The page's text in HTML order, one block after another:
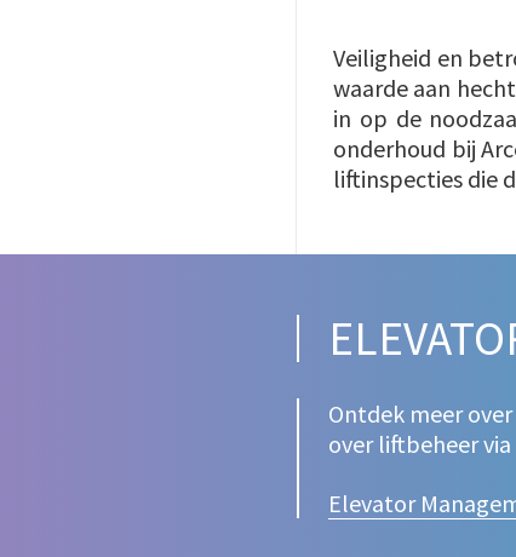
Veiligheid en
waarde aan
in op de
onderhoud bij
liftinspecties die
Ontdek meer
over liftbeheer
Elevator